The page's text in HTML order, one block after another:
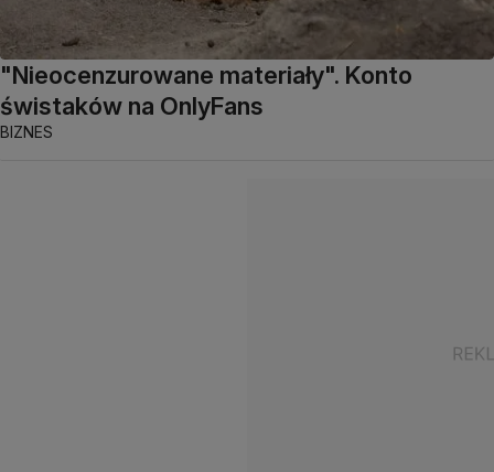
"Nieocenzurowane materiały". Konto
świstaków na OnlyFans
BIZNES